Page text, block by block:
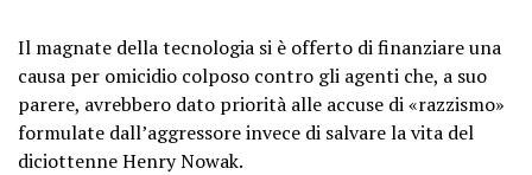
Il magnate della tecnologia si è offerto di finanziare una
causa per omicidio colposo contro gli agenti che, a suo
parere, avrebbero dato priorità alle accuse di «razzismo»
formulate dall’aggressore invece di salvare la vita del
diciottenne Henry Nowak.